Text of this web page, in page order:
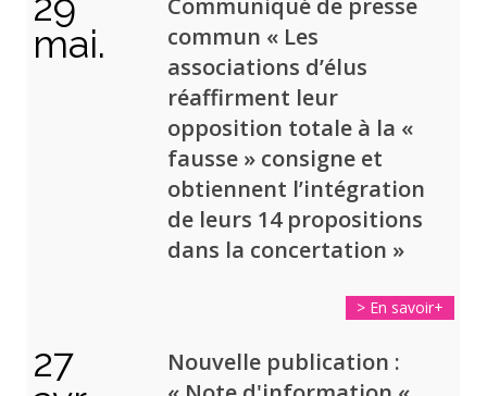
mai.
commun « Les
associations d’élus
réaffirment leur
opposition totale à la «
fausse » consigne et
obtiennent l’intégration
de leurs 14 propositions
dans la concertation »
> En savoir+
27
Nouvelle publication :